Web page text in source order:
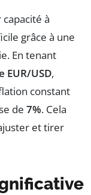
à
grâce à une
En tenant
EUR/USD,
constant
de 7%. Cela
et tirer